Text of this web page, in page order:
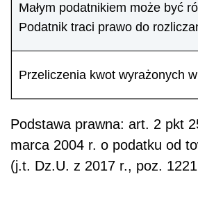
Małym podatnikiem może być
Podatnik traci prawo do
Przeliczenia kwot wyrażonych
Podstawa prawna: art. 2 pkt
marca 2004 r. o podatku od
(j.t. Dz.U. z 2017 r., poz.